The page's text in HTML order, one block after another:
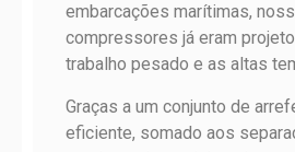
embarcações marítimas,
compressores já eram
trabalho pesado e as altas
Graças a um conjunto de
eficiente, somado aos